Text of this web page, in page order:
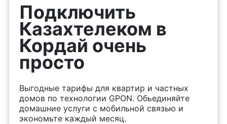
Проверить
возможность
подключения
Проверить
возможность
подключения по
названию ЖК
Новости
Акции
Заявка на
подбор тарифа
Подключить
Казахтелеком в
Кордай очень
просто
Выгодные тарифы для квартир и частных
домов по технологии GPON. Обьединяйте
домашние услуги с мобильной связью и
экономьте каждый месяц.